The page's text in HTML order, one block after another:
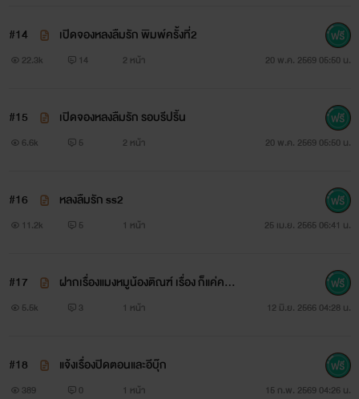
เจ้าแมลงปอตัวน้อยละห้อยคิด ในดวงจิตหลงคำหวานเป็น
หนักหนา
เจ้าแมงปอตัวน้อยช่างหาญกล้า เจ้าศรัทธาความรักว่ายิ่ง
#14 เปิดจองหลงลืมรัก พิมพ์ครั้งที่2
22.3k 14 2 หน้า 20 พ.ค. 2569 05:50 น.
#15 เปิดจองหลงลืมรัก รอบรีปริ้น
6.6k 5 2 หน้า 20 พ.ค. 2569 05:50 น.
#16 หลงลืมรัก ss2
11.2k 5 1 หน้า 25 เม.ย. 2565 06:41 น.
#17
ฝากเรื่องแมงหมูน้องติณฑ์ เรื่อง ก็แค่ควา
มทรงจำ
5.5k 3 1 หน้า 12 มิ.ย. 2566 04:28 น.
#18 แจ้งเรื่องปิดตอนและอีบุ๊ก
389 0 1 หน้า 15 ก.พ. 2569 04:26 น.